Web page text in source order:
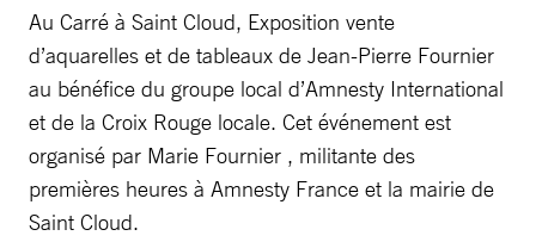
Au Carré à Saint Cloud, Exposition vente
d’aquarelles et de tableaux de Jean-Pierre Fournier
au bénéfice du groupe local d’Amnesty International
et de la Croix Rouge locale. Cet événement est
organisé par Marie Fournier , militante des
premières heures à Amnesty France et la mairie de
Saint Cloud.